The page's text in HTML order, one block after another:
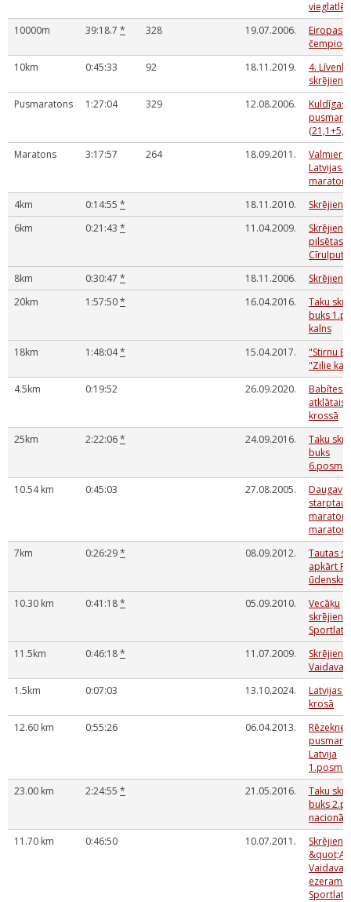
10000m
39:18.7 * 328 19.07.2006.
Eiropas
10km
0:45:33 92 18.11.2019.
4.
skrējiens
Pusmaratons
1:27:04 329 12.08.2006.
Kuldīgas
(21,1+5,3)
Maratons
3:17:57 264 18.09.2011.
Latvijas
4km
0:14:55 * 18.11.2010.
6km
0:21:43 * 11.04.2009.
pilsētas
8km
0:30:47 * 18.11.2006.
20km
1:57:50* 16.04.2016.
Taku
buks
kalns
18km
1:48:04* 15.04.2017.
"Stirnu
"Zilie
4.5km
0:19:52 26.09.2020.
Babītes
atklātais
krossā
25km
2:22:06* 24.09.2016.
Taku
buks
10.54 km
0:45:03 27.08.2005.
7km
0:26:29* 08.09.2012.
Tautas
apkārt
10.30 km
0:41:18* 05.09.2010.
Vecāķu
Sportlat
11.5km
0:46:18* 11.07.2009.
1.5km
0:07:03 13.10.2024.
Latvijas
krosā
12.60 km
0:55:26 06.04.2013.
Rēzeknes
Latvija
23.00 km
2:24:55 * 21.05.2016.
Taku
buks
11.70 km
0:46:50 10.07.2011.
Skrējiens
Vaidavas
Sportlat